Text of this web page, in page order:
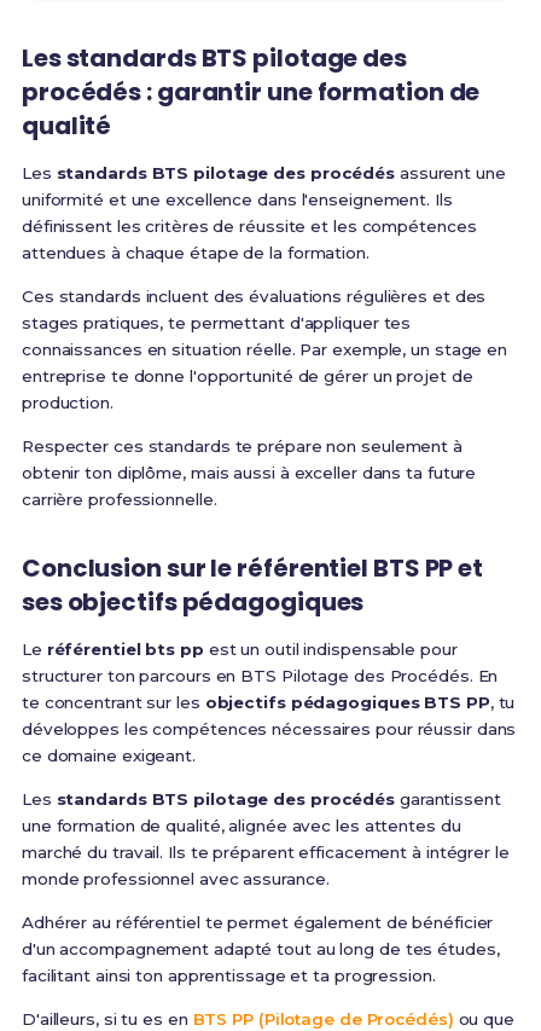
Lesstandards BTS pilotage des
procédés: garantir une formation de
qualité
Les standards BTS pilotage des procédés assurent une
uniformité et une excellence dans l'enseignement. Ils
définissent les critères de réussite et les compétences
attendues à chaque étape de la formation.
Ces standards incluent des évaluations régulières et des
stages pratiques, te permettant d'appliquer tes
connaissances en situation réelle. Par exemple, un stage en
entreprise te donne l'opportunité de gérer un projet de
production.
Respecter ces standards te prépare non seulement à
obtenir ton diplôme, mais aussi à exceller dans ta future
carrière professionnelle.
Conclusion sur leréférentiel BTS PPet
sesobjectifs pédagogiques
Le référentiel bts pp est un outil indispensable pour
structurer ton parcours en BTS Pilotage des Procédés. En
te concentrant sur les objectifs pédagogiques BTS PP, tu
développes les compétences nécessaires pour réussir dans
ce domaine exigeant.
Les standards BTS pilotage des procédés garantissent
une formation de qualité, alignée avec les attentes du
marché du travail. Ils te préparent efficacement à intégrer le
monde professionnel avec assurance.
Adhérer au référentiel te permet également de bénéficier
d'un accompagnement adapté tout au long de tes études,
facilitant ainsi ton apprentissage et ta progression.
D'ailleurs, si tu es en BTS PP (Pilotage de Procédés) ou que